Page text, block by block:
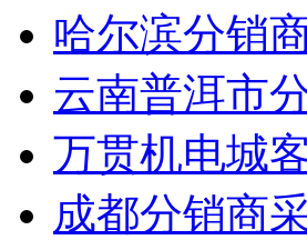
哈尔滨分销
云南普洱市
万贯机电城
成都分销商